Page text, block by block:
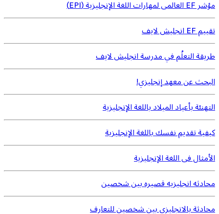
مؤشر EF العالمى لمهارات اللغة الإنجليزية (EPI)
تقييم EF انجليش لايف
طريقة التعلُم في مدرسة انجليش لايف
البحث عن معهد إنجليزي!
التهنئة بأعياد الميلاد باللغة الإنجليزية
كيفية تقديم نفسك باللغة الإنجليزية
الأمثال فى اللغة الإنجليزية
محادثه انجليزيه قصيره بين شخصين
محادثة بالانجليزي بين شخصين للتعارف